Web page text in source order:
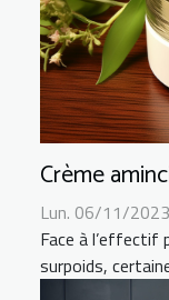
Crème
Lun. 06/11/
Face à l’effectif
surpoids,